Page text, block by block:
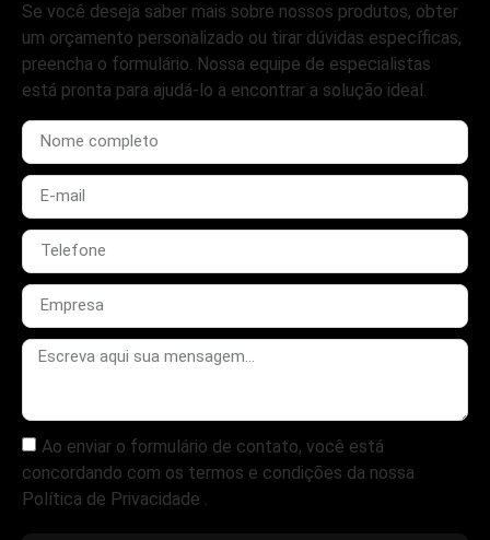
Se você deseja saber mais sobre nossos produtos, obter
um orçamento personalizado ou tirar dúvidas específicas,
preencha o formulário. Nossa equipe de especialistas
está pronta para ajudá-lo a encontrar a solução ideal.
Ao enviar o formulário de contato, você está
concordando com os termos e condições da nossa
Política de Privacidade .